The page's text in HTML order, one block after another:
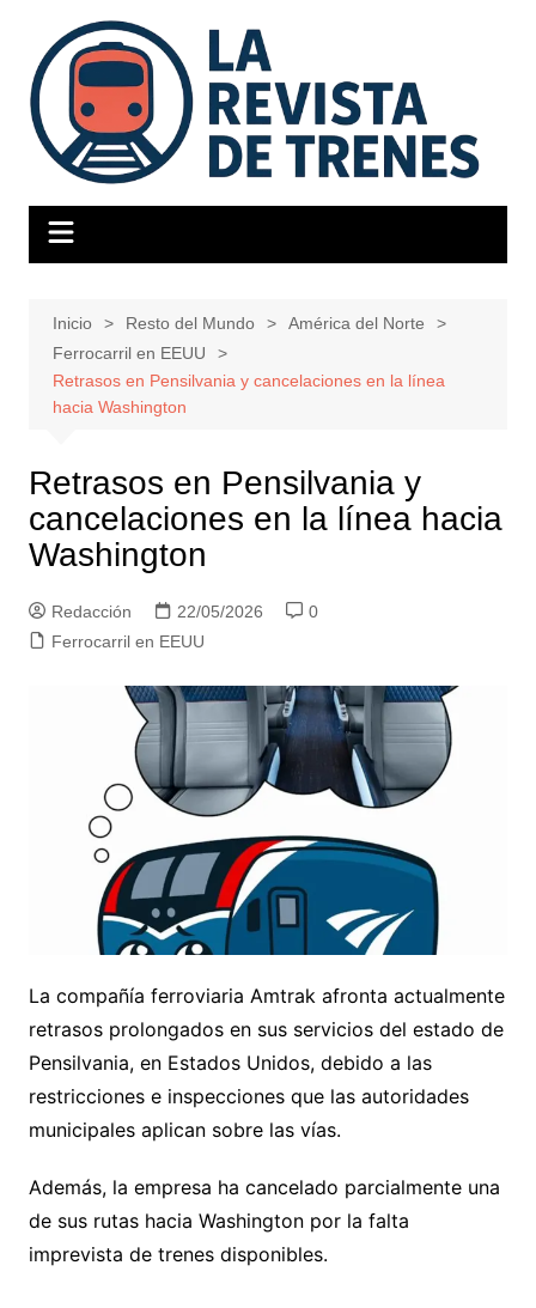
contenido
Inicio Resto del Mundo
América del Norte
Ferrocarril en EEUU
Retrasos en Pensilvania y cancelaciones en la línea
hacia Washington
Retrasos en Pensilvania y
cancelaciones en la línea hacia
Washington
Redacción 22/05/2026
0
Ferrocarril en EEUU
La compañía ferroviaria Amtrak afronta actualmente
retrasos prolongados en sus servicios del estado de
Pensilvania, en Estados Unidos, debido a las
restricciones e inspecciones que las autoridades
municipales aplican sobre las vías.
Además, la empresa ha cancelado parcialmente una
de sus rutas hacia Washington por la falta
imprevista de trenes disponibles.